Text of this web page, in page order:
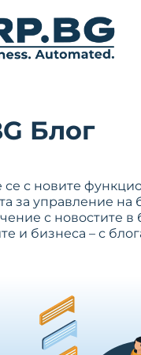
Блог
се с новите
за управление на
с новостите
и бизнеса – с